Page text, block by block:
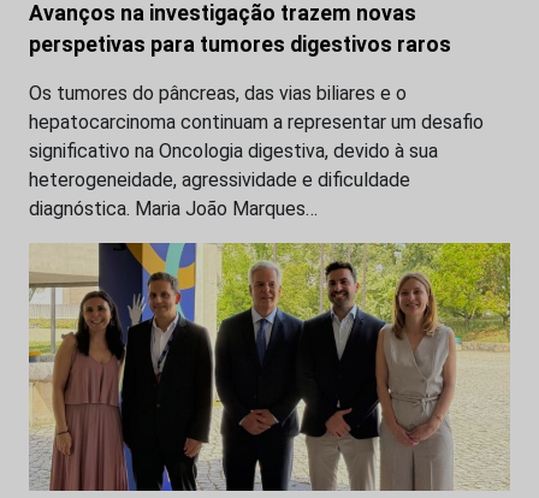
Avanços na investigação trazem novas
perspetivas para tumores digestivos raros
Os tumores do pâncreas, das vias biliares e o
hepatocarcinoma continuam a representar um desafio
significativo na Oncologia digestiva, devido à sua
heterogeneidade, agressividade e dificuldade
diagnóstica. Maria João Marques…